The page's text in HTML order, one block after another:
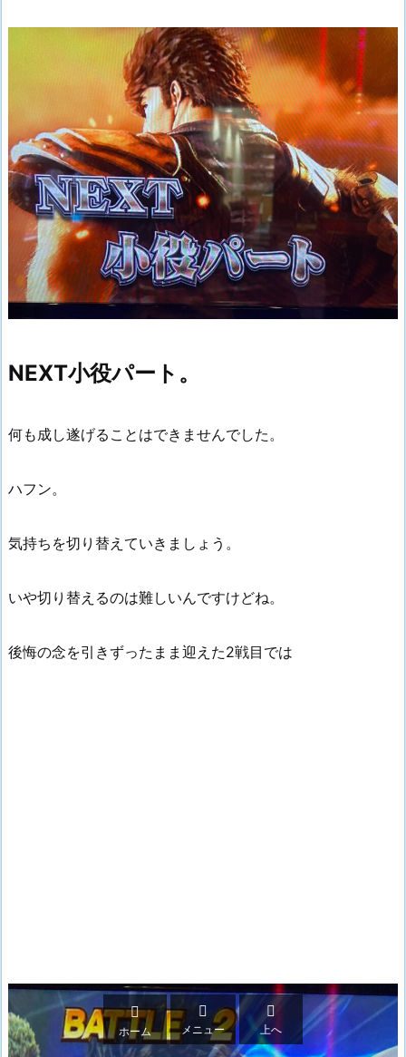
NEXT小役パート。
何も成し遂げることはできませんでした。
ハフン。
気持ちを切り替えていきましょう。
いや切り替えるのは難しいんですけどね。
後悔の念を引きずったまま迎えた2戦目では

ホーム

メニュー

上へ